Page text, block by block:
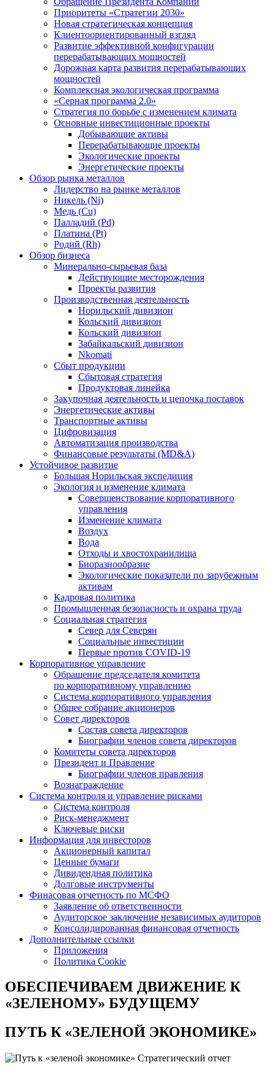
Приоритеты «Стратегии 2030»
Новая стратегическая концепция
Клиентоориентированный взгляд
Развитие эффективной конфигурации
перерабатывающих мощностей
Дорожная карта развития перерабатывающих
мощностей
Комплексная экологическая программа
«Серная программа 2.0»
Стратегия по борьбе с изменением климата
Основные инвестиционные проекты
Добывающие активы
Перерабатывающие проекты
Экологические проекты
Энергетические проекты
Обзор рынка металлов
Лидерство на рынке металлов
Никель (Ni)
Медь (Cu)
Палладий (Pd)
Платина (Pt)
Родий (Rh)
Обзор бизнеса
Минерально-сырьевая база
Действующие месторождения
Проекты развития
Производственная деятельность
Норильский дивизион
Кольский дивизион
Кольский дивизион
Забайкальский дивизион
Nkomati
Сбыт продукции
Сбытовая стратегия
Продуктовая линейка
Закупочная деятельность и цепочка поставок
Энергетические активы
Транспортные активы
Цифровизация
Автоматизация производства
Финансовые результаты (MD&A)
Устойчивое развитие
Большая Норильская экспедиция
Экология и изменение климата
Совершенствование корпоративного
управления
Изменение климата
Воздух
Вода
Отходы и хвостохранилища
Биоразнообразие
Экологические показатели по зарубежным
активам
Кадровая политика
Промышленная безопасность и охрана труда
Социальная стратегия
Север для Северян
Социальные инвестиции
Первые против COVID‑19
Корпоративное управление
Обращение председателя комитета
по корпоративному управлению
Система корпоративного управления
Общее собрание акционеров
Совет директоров
Состав совета директоров
Биографии членов совета директоров
Комитеты совета директоров
Президент и Правление
Биографии членов правления
Вознаграждение
Система контроля и управление рисками
Система контроля
Риск-менеджмент
Ключевые риски
Информация для инвесторов
Акционерный капитал
Ценные бумаги
Дивидендная политика
Долговые инструменты
Финасовая отчетность по МСФО
Заявление об ответственности
Аудиторское заключение независимых аудиторов
Консолидированная финансовая отчетность
Дополнительные ссылки
Приложения
Политика Cookie
ОБЕСПЕЧИВАЕМ ДВИЖЕНИЕ К
«ЗЕЛЕНОМУ» БУДУЩЕМУ
ПУТЬ К«ЗЕЛЕНОЙ ЭКОНОМИКЕ»
Стратегический отчет